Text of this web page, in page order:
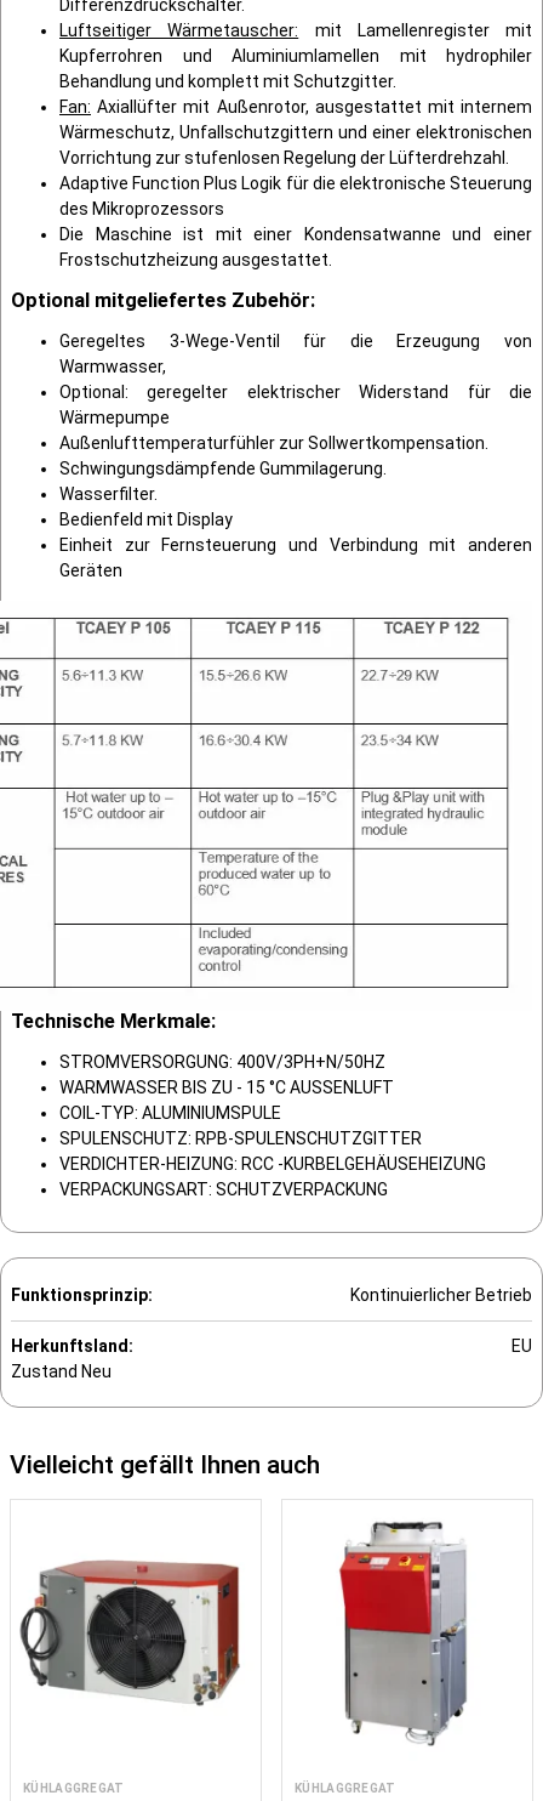
Differenzdruckschalter.
Luftseitiger Wärmetauscher: mit Lamellenregister mit
Kupferrohren und Aluminiumlamellen mit hydrophiler
Behandlung und komplett mit Schutzgitter.
Fan: Axiallüfter mit Außenrotor, ausgestattet mit internem
Wärmeschutz, Unfallschutzgittern und einer elektronischen
Vorrichtung zur stufenlosen Regelung der Lüfterdrehzahl.
Adaptive Function Plus Logik für die elektronische Steuerung
des Mikroprozessors
Die Maschine ist mit einer Kondensatwanne und einer
Frostschutzheizung ausgestattet.
Optional mitgeliefertes Zubehör:
Geregeltes 3-Wege-Ventil für die Erzeugung von
Warmwasser,
Optional: geregelter elektrischer Widerstand für die
Wärmepumpe
Außenlufttemperaturfühler zur Sollwertkompensation.
Schwingungsdämpfende Gummilagerung.
Wasserfilter.
Bedienfeld mit Display
Einheit zur Fernsteuerung und Verbindung mit anderen
Geräten
Technische Merkmale:
STROMVERSORGUNG: 400V/3PH+N/50HZ
WARMWASSER BIS ZU - 15 °C AUSSENLUFT
COIL-TYP: ALUMINIUMSPULE
SPULENSCHUTZ: RPB-SPULENSCHUTZGITTER
VERDICHTER-HEIZUNG: RCC -KURBELGEHÄUSEHEIZUNG
VERPACKUNGSART: SCHUTZVERPACKUNG
Funktionsprinzip: Kontinuierlicher Betrieb
Herkunftsland:
EU
Zustand Neu
Vielleicht gefällt Ihnen auch
KÜHLAGGREGAT
KÜHLAGGREGAT